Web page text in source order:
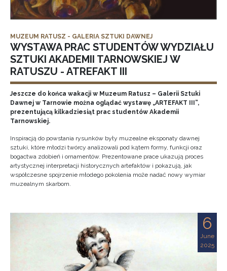
MUZEUM RATUSZ - GALERIA SZTUKI DAWNEJ
WYSTAWA PRAC STUDENTÓW WYDZIAŁU
SZTUKI AKADEMII TARNOWSKIEJ W
RATUSZU - ATREFAKT III
Jeszcze do końca wakacji w Muzeum Ratusz – Galerii Sztuki
Dawnej w Tarnowie można oglądać wystawę „ARTEFAKT III”,
prezentującą kilkadziesiąt prac studentów Akademii
Tarnowskiej.
Inspiracją do powstania rysunków były muzealne eksponaty dawnej
sztuki, które młodzi twórcy analizowali pod kątem formy, funkcji oraz
bogactwa zdobień i ornamentów. Prezentowane prace ukazują proces
artystycznej interpretacji historycznych artefaktów i pokazują, jak
współczesne spojrzenie młodego pokolenia może nadać nowy wymiar
muzealnym skarbom.
6
June
2025